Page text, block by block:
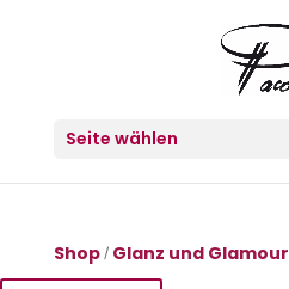
Seite wählen
Shop/ Glanz und Glamour